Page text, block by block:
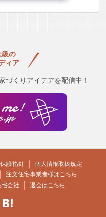
級の
ィア
づくりアイデアを配信中！
護指針
個人情報取扱規定
注文住宅事業者様はこちら
会社 退会はこちら